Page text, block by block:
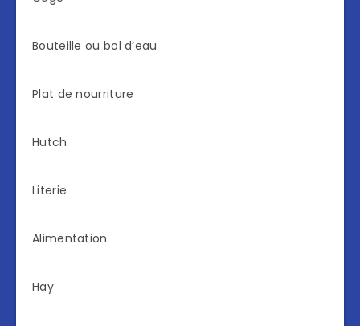
Bouteille ou bol d’eau
Plat de nourriture
Hutch
Literie
Alimentation
Hay